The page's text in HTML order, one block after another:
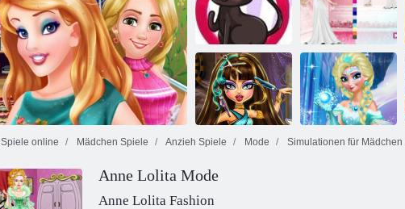
Taube Prom Dolly verkleiden sich
High Heels
Schuh Designer
Hijab-Salon
Katzen-Mode-
Designer
Hochzeitslilie 2
Spiele online Mädchen Spiele Anzieh Spiele Mode Simulationen für Mädchen
Anne Lolita Mode
Anne Lolita Fashion